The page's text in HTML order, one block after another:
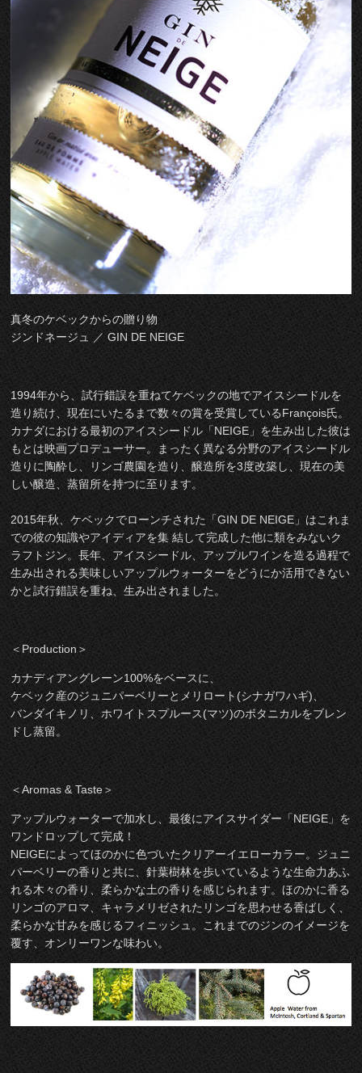
真冬のケベックからの贈り物
ジンドネージュ ／ GIN DE NEIGE
1994年から、試行錯誤を重ねてケベックの地でアイスシードルを
造り続け、現在にいたるまで数々の賞を受賞しているFrançois氏。
カナダにおける最初のアイスシードル「NEIGE」を生み出した彼は
もとは映画プロデューサー。まったく異なる分野のアイスシードル
造りに陶酔し、リンゴ農園を造り、醸造所を3度改築し、現在の美
しい醸造、蒸留所を持つに至ります。
2015年秋、ケベックでローンチされた「GIN DE NEIGE」はこれま
での彼の知識やアイディアを集 結して完成した他に類をみないク
ラフトジン。長年、アイスシードル、アップルワインを造る過程で
生み出される美味しいアップルウォーターをどうにか活用できない
かと試行錯誤を重ね、生み出されました。
＜Production＞
カナディアングレーン100%をベースに、
ケベック産のジュニパーベリーとメリロート(シナガワハギ)、
バンダイキノリ、ホワイトスプルース(マツ)のボタニカルをブレン
ドし蒸留。
＜Aromas & Taste＞
アップルウォーターで加水し、最後にアイスサイダー「NEIGE」を
ワンドロップして完成！
NEIGEによってほのかに色づいたクリアーイエローカラー。ジュニ
パーベリーの香りと共に、針葉樹林を歩いているような生命力あふ
れる木々の香り、柔らかな土の香りを感じられます。ほのかに香る
リンゴのアロマ、キャラメリゼされたリンゴを思わせる香ばしく、
柔らかな甘みを感じるフィニッシュ。これまでのジンのイメージを
覆す、オンリーワンな味わい。